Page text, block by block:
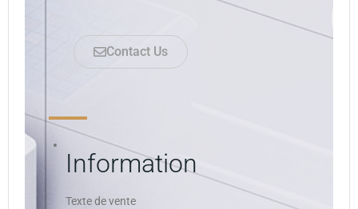
Contact Us
Information
Texte de vente